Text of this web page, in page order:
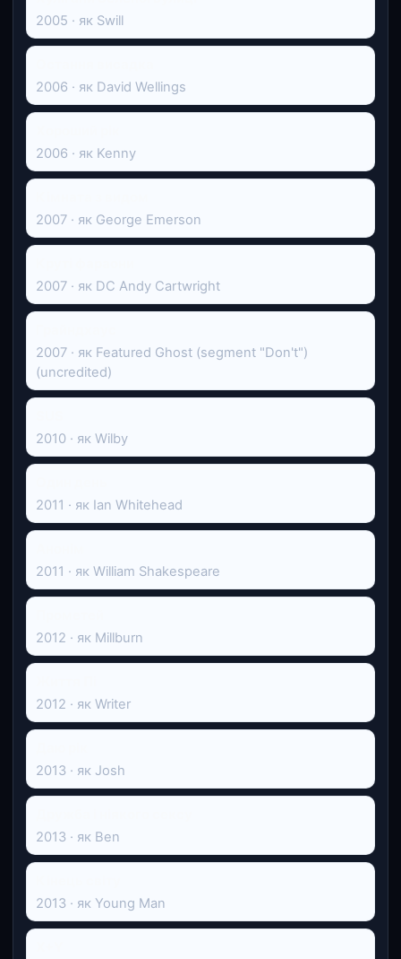
2005 · як Swill
2006 · як David Wellings
2006 · як Kenny
2007 · як George Emerson
2007 · як DC Andy Cartwright
2007 · як Featured Ghost (segment "Don't")
(uncredited)
2010 · як Wilby
2011 · як Ian Whitehead
2011 · як William Shakespeare
2012 · як Millburn
2012 · як Writer
2013 · як Josh
2013 · як Ben
2013 · як Young Man